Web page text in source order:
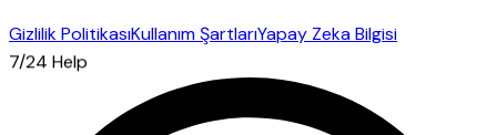
Gizlilik PolitikasıKullanım ŞartlarıYapay Zeka Bilgisi
7/24 Help